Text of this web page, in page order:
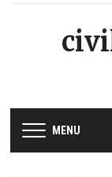
MENU